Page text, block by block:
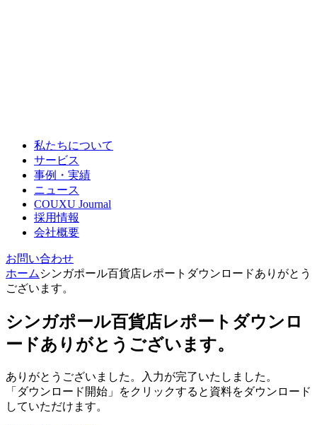
私たちについて
サービス
事例・実績
ニュース
COUXU Journal
採用情報
会社概要
お問い合わせ
ホーム シンガポール百貨店レポートダウンロードありがとう
ございます。
シンガポール百貨店レポートダウンロ
ードありがとうございます。
ありがとうございました。入力が完了いたしました。
「ダウンロード開始」をクリックすると資料をダウンロード
していただけます。